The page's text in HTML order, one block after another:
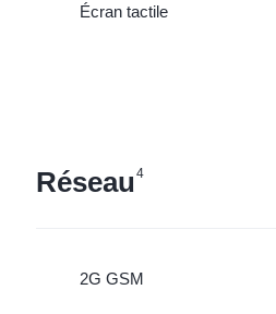
Écran tactile
Réseau 4
2G GSM